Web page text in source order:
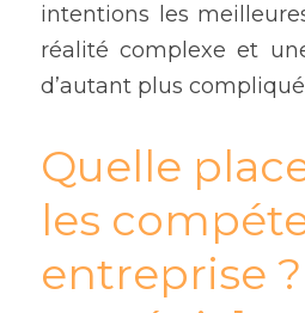
intentions les
réalité complexe et
d’autant plus
Quelle
les
entreprise